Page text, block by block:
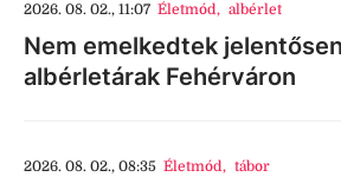
2026. 08. 02., 11:07 Életmód, albérlet
Nem emelkedtek
albérletárak Fehérváron
2026. 08. 02., 08:35 Életmód, tábor